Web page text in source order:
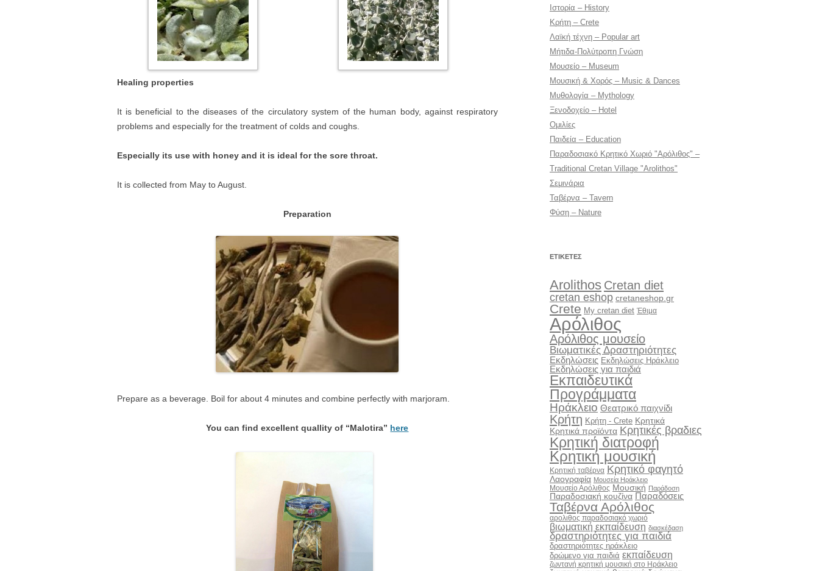
Healing properties
It is beneficial to the diseases of the circulatory system of the human body, against respiratory
problems and especially for the treatment of colds and coughs.
Especially its use with honey and it is ideal for the sore throat.
It is collected from May to August.
Preparation
Prepare as a beverage. Boil for about 4 minutes and combine perfectly with marjoram.
You can find excellent quallity of “Malotira” here
Ιστορία – History
Κρήτη – Crete
Λαϊκή τέχνη – Popular art
Μήτιδα-Πολύτροπη Γνώση
Μουσείο – Museum
Μουσική & Χορός – Music & Dances
Μυθολογία – Mythology
Ξενοδοχείο – Hotel
Ομιλίες
Παιδεία – Education
Παραδοσιακό Κρητικό Χωριό "Αρόλιθος" –
Traditional Cretan Village "Arolithos"
Σεμινάρια
Ταβέρνα – Tavern
Φύση – Nature
ΕΤΙΚΈΤΕΣ
Arolithos Cretan diet
cretan eshop cretaneshop.gr
Crete My cretan diet Έθιμα
Αρόλιθος
Αρόλιθος μουσείο
Βιωματικές Δραστηριότητες
Εκδηλώσεις Εκδηλώσεις Ηράκλειο
Εκδηλώσεις για παιδιά
Εκπαιδευτικά
Προγράμματα
Ηράκλειο Θεατρικό παιχνίδι
Κρήτη Κρήτη - Crete Κρητικά
Κρητικά προϊόντα Κρητικές βραδιες
Κρητική διατροφή
Κρητική μουσική
Κρητική ταβέρνα Κρητικό φαγητό
Λαογραφία Μουσεία Ηράκλειο
Μουσείο Αρόλιθος Μουσική Παράδοση
Παραδοσιακή κουζίνα Παραδόσεις
Ταβέρνα Αρόλιθος
αρολιθος παραδοσιακό χωριό
βιωματική εκπαίδευση διασκέδαση
δραστηριότητες για παιδιά
δραστηριότητες ηράκλειο
δρώμενο για παιδιά εκπαίδευση
ζωντανή κρητική μουσική στο Ηράκλειο